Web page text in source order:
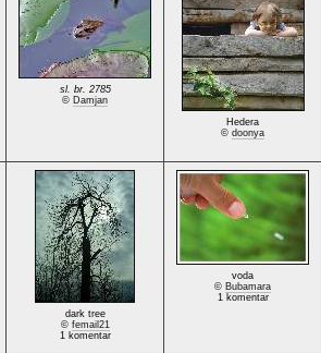
sl. br. 2785
© Damjan
Hedera
©doonya
dark tree
© femail21
1 komentar
voda
© Bubamara
1 komentar